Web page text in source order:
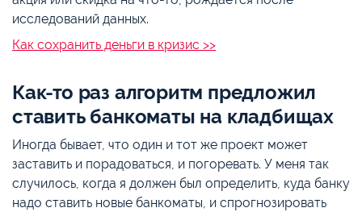
исследований данных.
Как сохранить деньги в кризис >>
Как-то раз алгоритм предложил
ставить банкоматы на кладбищах
Иногда бывает, что один и тот же проект может
заставить и порадоваться, и погоревать. У меня так
случилось, когда я должен был определить, куда банку
надо ставить новые банкоматы, и спрогнозировать